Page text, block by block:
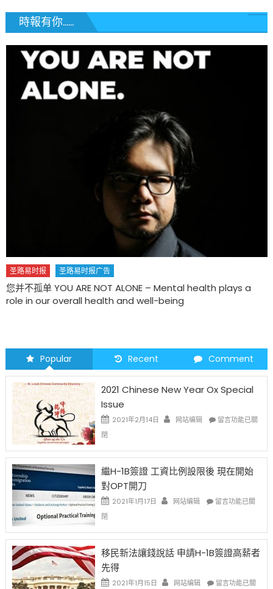
時報有你......
圣路易时报 圣路易时报广告
您并不孤单 YOU ARE NOT ALONE – Mental health plays a
role in our overall health and well-being
Popular Recent Comment
2021 Chinese New Year Ox Special
Issue
2021年2月14日 网站编辑
在
New
Ox
Issue〉
留言功能已關
閉
繼H-1B簽證 工資比例設限後 現在開始
對OPT開刀
2021年1月17日 网站编辑
在
1B
證
資
留言功能已關
閉
移民新法讓錢說話 申請H-1B簽證高薪者
先得
2021年1月15日 网站编辑
在
留言功能已關